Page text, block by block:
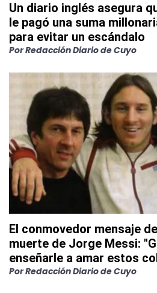
Un diario inglés asegura
le pagó una suma
para evitar un escándalo
PorRedacción Diario de Cuyo
El conmovedor mensaje
muerte de Jorge Messi:
enseñarle a amar estos
PorRedacción Diario de Cuyo